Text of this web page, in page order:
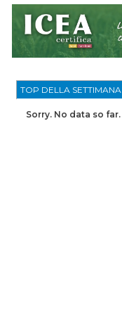
TOP DELLA SETTIMANA
Sorry. No data so far.